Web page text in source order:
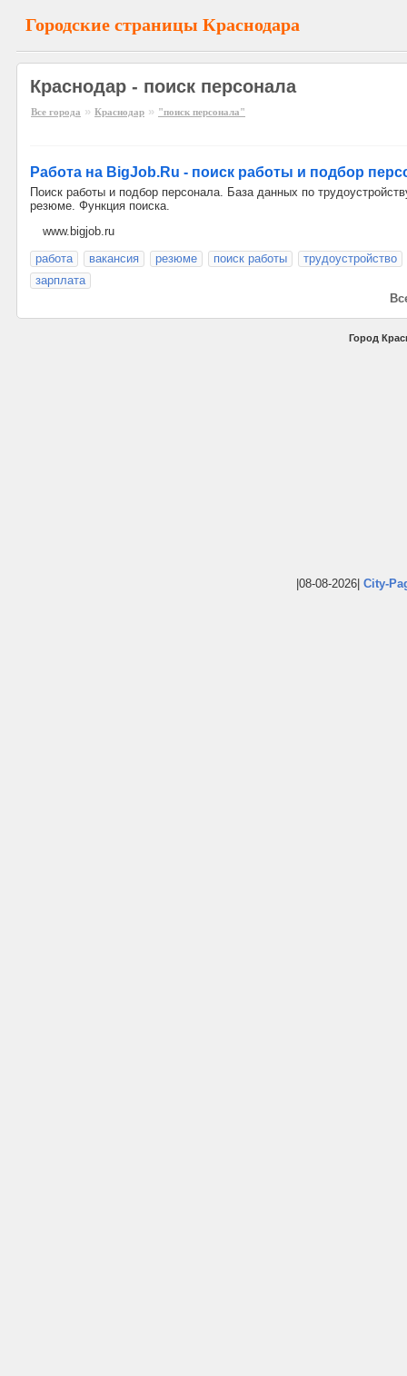
Городские страницы Краснодара
Краснодар - поиск персонала
Все города » Краснодар » "поиск персонала"
Работа на BigJob.Ru - поиск работы и подбор
Поиск работы и подбор персонала. База данных по
резюме. Функция поиска.
www.bigjob.ru
работа
вакансия резюме поиск работы
трудоустройство
зарплата
Город
|08-08-2026| City-